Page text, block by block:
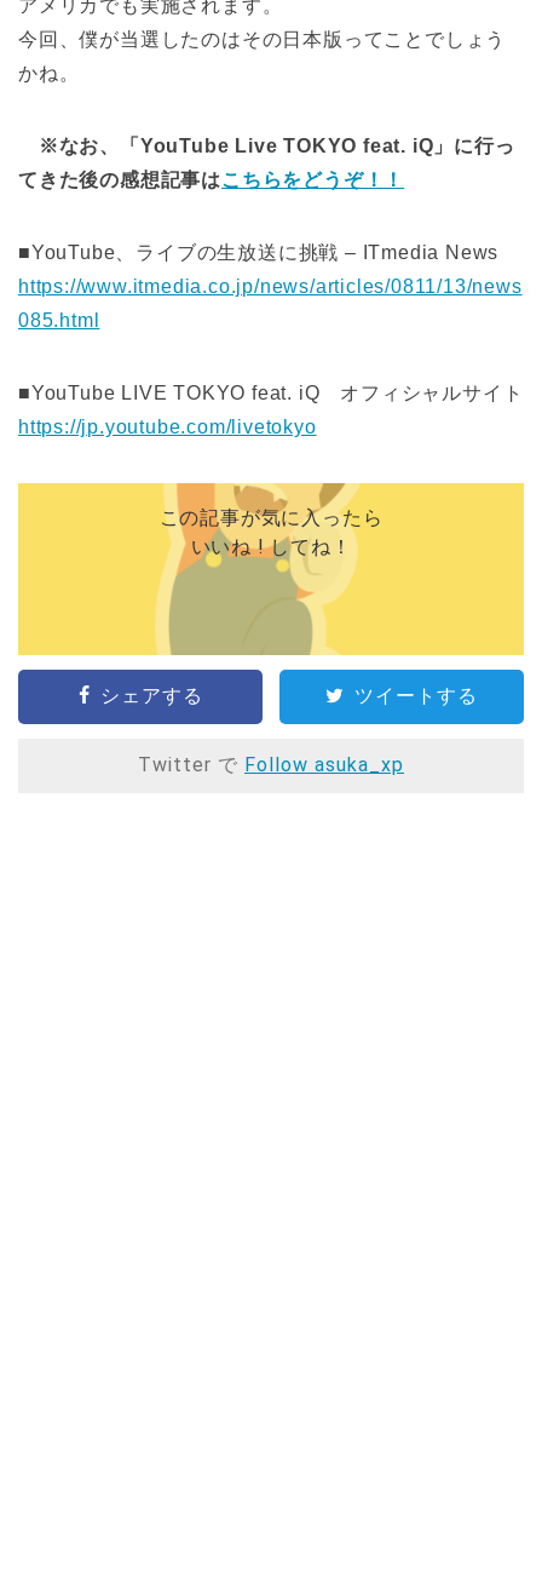
アメリカでも実施されます。
今回、僕が当選したのはその日本版ってことでしょう
かね。
※なお、「YouTube Live TOKYO feat. iQ」に行っ
てきた後の感想記事はこちらをどうぞ！！
■YouTube、ライブの生放送に挑戦 – ITmedia News
https://www.itmedia.co.jp/news/articles/0811/13/news
085.html
■YouTube LIVE TOKYO feat. iQ オフィシャルサイト
https://jp.youtube.com/livetokyo
この記事が気に入ったら
いいね ! してね！
シェアする ツイートする
Twitter で Follow asuka_xp